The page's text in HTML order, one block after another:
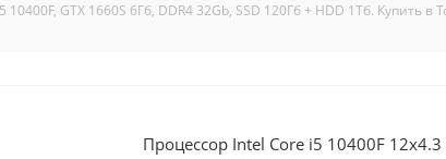
GTX 1660S 6Гб, DDR4 32Gb, SSD 120Гб + HDD 1Тб. Купить в
Процессор Intel Core i5 10400F